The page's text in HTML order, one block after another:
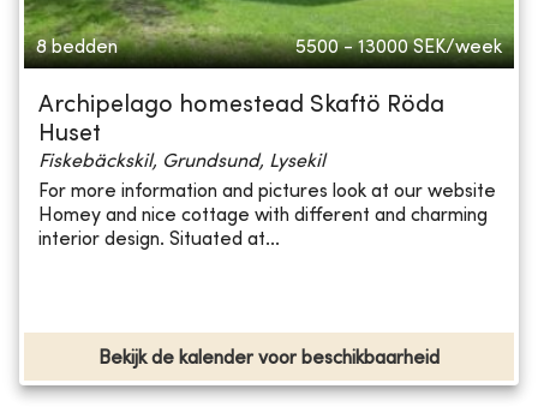
8 bedden 5500 - 13000 SEK/week
Archipelago homestead Skaftö Röda
Huset
Fiskebäckskil, Grundsund, Lysekil
For more information and pictures look at our website
Homey and nice cottage with different and charming
interior design. Situated at...
Bekijk de kalender voor beschikbaarheid